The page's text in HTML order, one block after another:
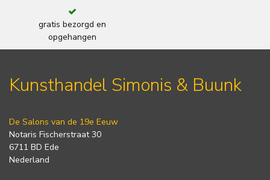
gratis bezorgd en
opgehangen
Kunsthandel Simonis & Buunk
De Salons van de 19e Eeuw
Notaris Fischerstraat 30
6711 BD Ede
Nederland